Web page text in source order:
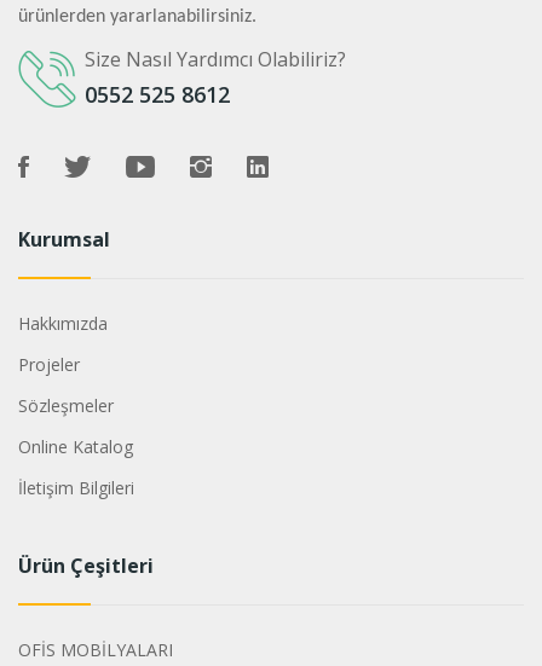
ürünlerden yararlanabilirsiniz.
Size Nasıl Yardımcı Olabiliriz?
0552 525 8612
Kurumsal
Hakkımızda
Projeler
Sözleşmeler
Online Katalog
İletişim Bilgileri
Ürün Çeşitleri
OFİS MOBİLYALARI